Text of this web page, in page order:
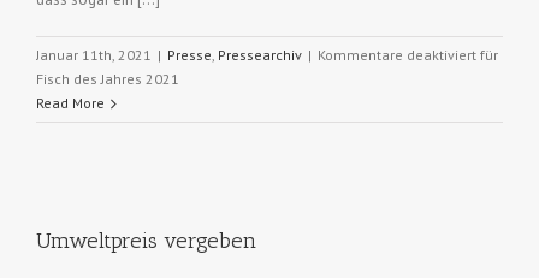
Januar 11th, 2021 | Presse Pressearchiv | Kommentare deaktiviert für
Fisch des Jahres 2021
Read More
Umweltpreis vergeben